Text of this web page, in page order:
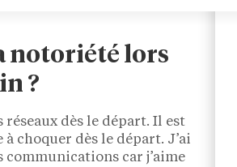
notoriété lors
?
réseaux dès le départ. Il est
choquer dès le départ. J’ai
communications car j’aime